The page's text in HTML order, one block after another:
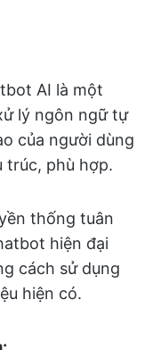
AI là một
lý ngôn ngữ tự
của người dùng
trúc, phù hợp.
thống tuân
hiện đại
cách sử dụng
hiện có.